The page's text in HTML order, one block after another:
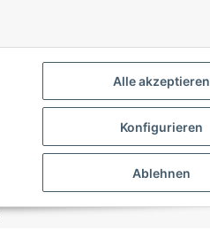
Alle akzeptieren
Konfigurieren
Ablehnen